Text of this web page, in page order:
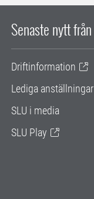
Senaste nytt från
Driftinformation
Lediga anställningar
SLU i media
SLU Play